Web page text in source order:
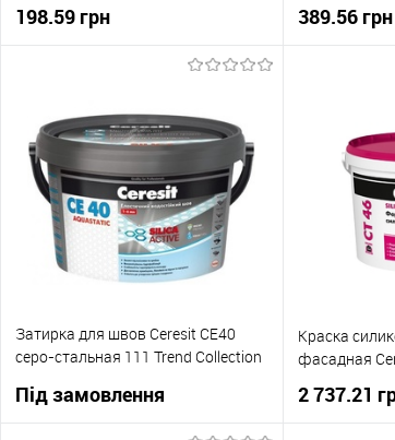
198.59 грн
В корзину
Купити в 1 клік
До
В вибране
В наявності
389.56 грн
Купити в 1
В вибране
Затирка для швов Ceresit СЕ40
серо-стальная 111 Trend Collection
Під замовлення
Краска
фасадная
2 737.21